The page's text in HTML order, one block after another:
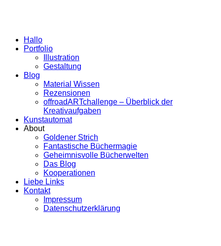
Hallo
Portfolio
Illustration
Gestaltung
Blog
Material Wissen
Rezensionen
offroadARTchallenge – Überblick der
Kreativaufgaben
Kunstautomat
About
Goldener Strich
Fantastische Büchermagie
Geheimnisvolle Bücherwelten
Das Blog
Kooperationen
Liebe Links
Kontakt
Impressum
Datenschutzerklärung